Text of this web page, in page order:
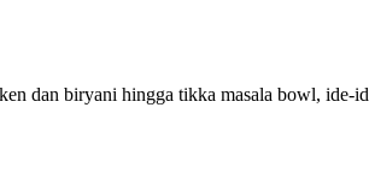
dan biryani hingga tikka masala bowl, ide-